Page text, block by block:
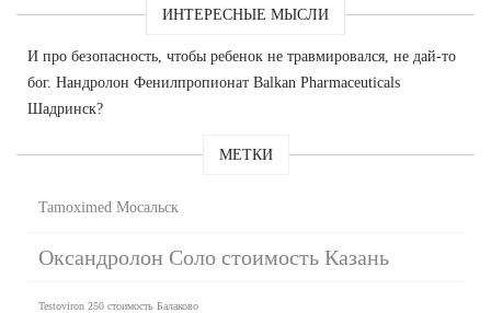
ИНТЕРЕСНЫЕ МЫСЛИ
И про безопасность, чтобы ребенок не травмировался, не дай-то
бог. Нандролон Фенилпропионат Balkan Pharmaceuticals
Шадринск?
МЕТКИ
Tamoximed Мосальск
Оксандролон Соло стоимость Казань
Testoviron 250 стоимость Балаково